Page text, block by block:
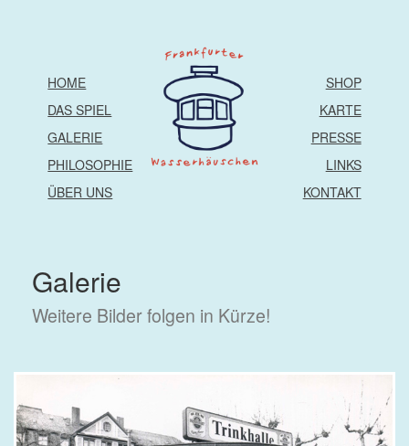
HOME
DAS SPIEL
GALERIE
PHILOSOPHIE
ÜBER UNS
SHOP
KARTE
PRESSE
LINKS
KONTAKT
Galerie
Weitere Bilder folgen in Kürze!